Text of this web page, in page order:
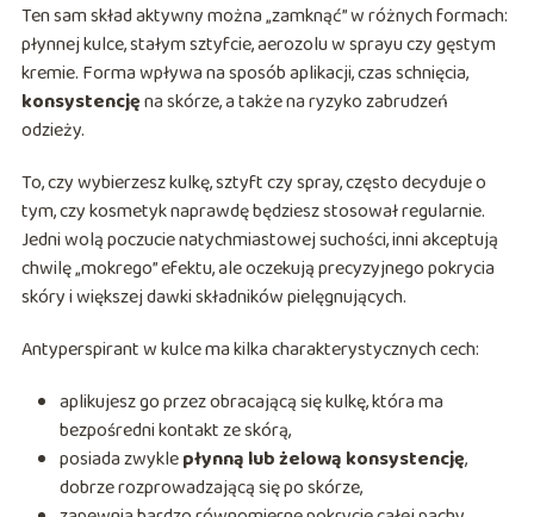
Ten sam skład aktywny można „zamknąć” w różnych formach:
płynnej kulce, stałym sztyfcie, aerozolu w sprayu czy gęstym
kremie. Forma wpływa na sposób aplikacji, czas schnięcia,
konsystencjęna skórze, a także na ryzyko zabrudzeń
odzieży.
To, czy wybierzesz kulkę, sztyft czy spray, często decyduje o
tym, czy kosmetyk naprawdę będziesz stosował regularnie.
Jedni wolą poczucie natychmiastowej suchości, inni akceptują
chwilę „mokrego” efektu, ale oczekują precyzyjnego pokrycia
skóry i większej dawki składników pielęgnujących.
Antyperspirant w kulce ma kilka charakterystycznych cech:
aplikujesz go przez obracającą się kulkę, która ma
bezpośredni kontakt ze skórą,
posiada zwyklepłynną lub żelową konsystencję,
dobrze rozprowadzającą się po skórze,